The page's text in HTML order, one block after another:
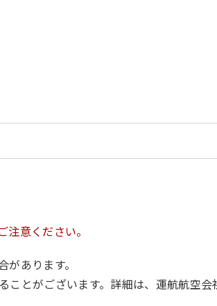
意ください。
あります。
とがございます。詳細は、運航航空会